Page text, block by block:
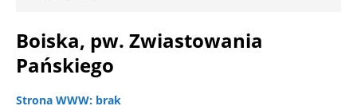
Boiska, pw. Zwiastowania
Pańskiego
Strona WWW: brak